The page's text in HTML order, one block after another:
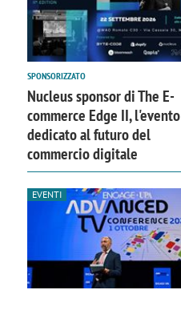
SPONSORIZZATO
Nucleus sponsor di The E-
commerce Edge II, l'evento
dedicato al futuro del
commercio digitale
EVENTI